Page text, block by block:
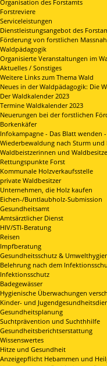
Organisation des Forstamts
Forstreviere
Serviceleistungen
Dienstleistungsangebot des
Förderung von forstlichen
Waldpädagogik
Organisierte Veranstaltungen im
Aktuelles / Sonstiges
Weitere Links zum Thema Wald
Neues in der Waldpädagogik: Die
Der Waldkalender 2023
Termine Waldkalender 2023
Neuerungen bei der forstlichen
Borkenkäfer
Infokampagne - Das Blatt wenden -
Wiederbewaldung nach Sturm
Waldbeistzerinnen und
Rettungspunkte Forst
Kommunale Holzverkaufsstelle
private Waldbesitzer
Unternehmen, die Holz kaufen
Eichen-/Buntlaubholz-Submission
Gesundheitsamt
Amtsärztlicher Dienst
HIV/STI-Beratung
Reisen
Impfberatung
Gesundheitsschutz &
Belehrung nach dem
Infektionsschutz
Badegewässer
Hygienische Überwachungen
Kinder- und
Gesundheitsplanung
Suchtprävention und Suchthhilfe
Gesundheitsberichtserstattung
Wissenswertes
Hitze und Gesundheit
Anzeigepflicht Hebammen und